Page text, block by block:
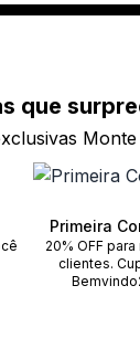
que
Primeira
20% OFF
clientes.